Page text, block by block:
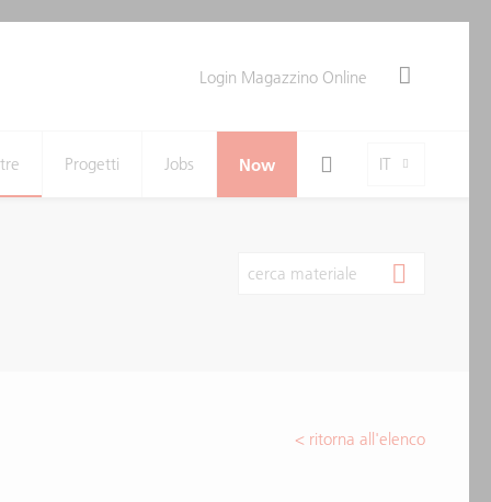
Login Magazzino Online
IT
Search Toggle
Progetti Jobs Now
cerca materiale
< ritorna all'elenco